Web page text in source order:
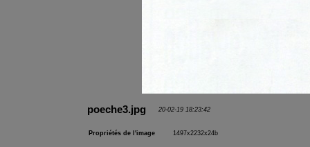
poeche3.jpg 20-02-19 18:23:42
Propriétés de l'image 1497x2232x24b